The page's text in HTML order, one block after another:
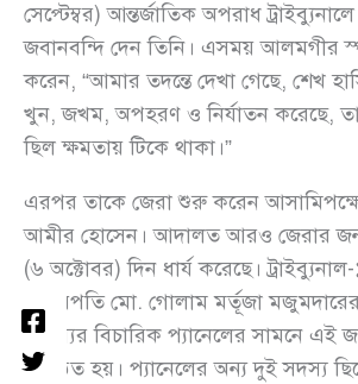
সেপ্টেম্বর) আন্তর্জাতিক অপরাধ
জবানবন্দি দেন তিনি। এসময় আলমগীর
করেন, “আমার তদন্তে দেখা গেছে, শেখ
খুন, জখম, অপহরণ ও নির্যাতন করেছে,
ছিল ক্ষমতায় টিকে থাকা।”
এরপর তাকে জেরা শুরু করেন
আমীর হোসেন। আদালত আরও জেরার
(৬ অক্টোবর) দিন ধার্য করেছে।
বিচারপতি মো. গোলাম মর্তূজা
সদস্যের বিচারিক প্যানেলের সামনে এই
অনুষ্ঠিত হয়। প্যানেলের অন্য দুই সদস্য